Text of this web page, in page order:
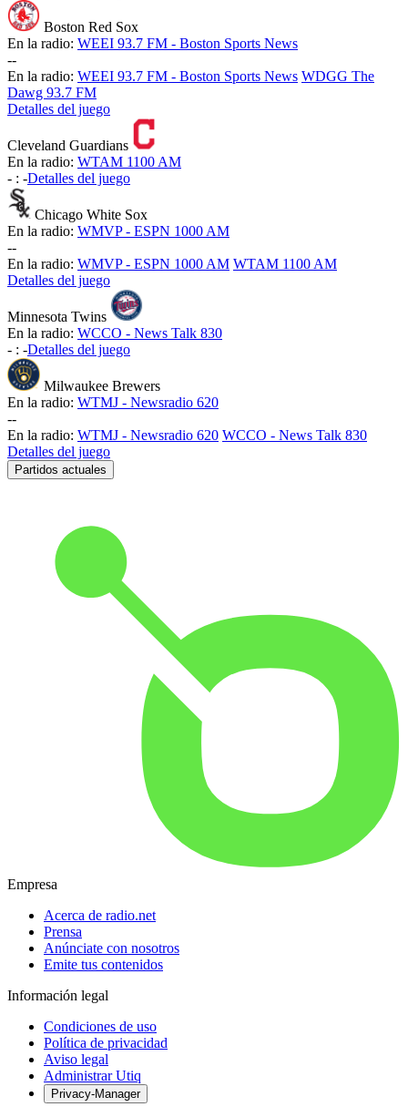
Boston Red Sox
En la radio: WEEI 93.7 FM - Boston Sports News
--
En la radio: WEEI 93.7 FM - Boston Sports News WDGG The
Dawg 93.7 FM
Detalles del juego
Cleveland Guardians
En la radio: WTAM 1100 AM
- : -Detalles del juego
Chicago White Sox
En la radio: WMVP - ESPN 1000 AM
--
En la radio: WMVP - ESPN 1000 AM WTAM 1100 AM
Detalles del juego
Minnesota Twins
En la radio: WCCO - News Talk 830
- : -Detalles del juego
Milwaukee Brewers
En la radio: WTMJ - Newsradio 620
--
En la radio: WTMJ - Newsradio 620 WCCO - News Talk 830
Detalles del juego
Partidos actuales
Empresa
Acerca de radio.net
Prensa
Anúnciate con nosotros
Emite tus contenidos
Información legal
Condiciones de uso
Política de privacidad
Aviso legal
Administrar Utiq
Privacy-Manager